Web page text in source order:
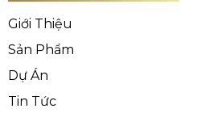
Giới Thiệu
Sản Phẩm
Dự Án
Tin Tức